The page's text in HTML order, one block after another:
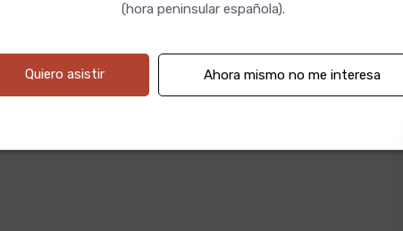
(hora peninsular española).
Quiero asistir Ahora mismo no me interesa